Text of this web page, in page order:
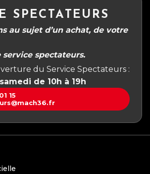
SPECTATEURS
au sujet d’un achat, de votre
service spectateurs.
du Service Spectateurs :
de 10h à 19h
15